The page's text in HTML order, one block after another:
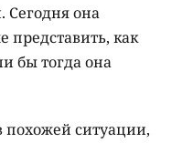
Сегодня она
представить, как
бы тогда она
ситуации,